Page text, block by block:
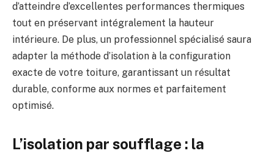
d’atteindre d’excellentes performances thermiques
tout en préservant intégralement la hauteur
intérieure. De plus, un professionnel spécialisé saura
adapter la méthode d’isolation à la configuration
exacte de votre toiture, garantissant un résultat
durable, conforme aux normes et parfaitement
optimisé.
L’isolation par soufflage : la